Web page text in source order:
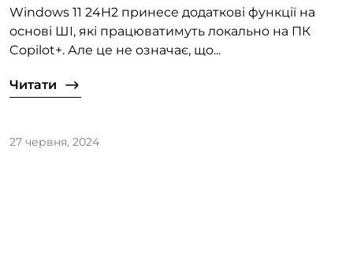
Windows 11 24H2 принесе додаткові функції на
основі ШІ, які працюватимуть локально на ПК
Copilot+. Але це не означає, що...
Читати
27 червня, 2024